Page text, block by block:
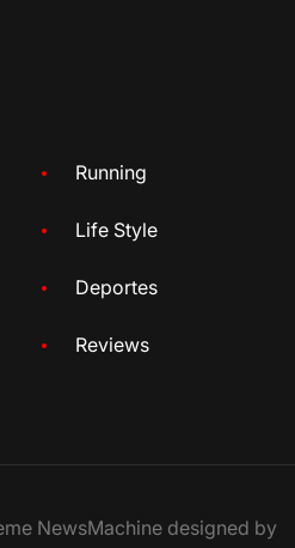
Running
Life Style
Deportes
Reviews
NewsMachine designed by